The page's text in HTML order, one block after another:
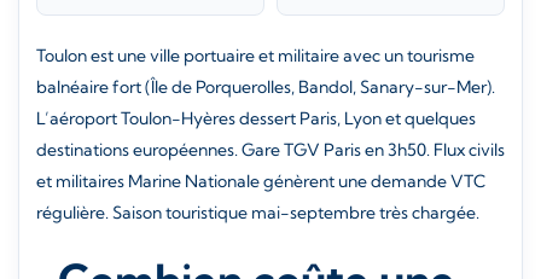
Toulon est une ville portuaire et militaire avec un tourisme
balnéaire fort (Île de Porquerolles, Bandol, Sanary-sur-Mer).
L’aéroport Toulon-Hyères dessert Paris, Lyon et quelques
destinations européennes. Gare TGV Paris en 3h50. Flux civils
et militaires Marine Nationale génèrent une demande VTC
régulière. Saison touristique mai-septembre très chargée.